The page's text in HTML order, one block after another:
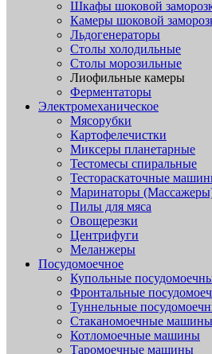
Шкафы шоковой
Камеры шоковой
Льдогенераторы
Столы холодильные
Столы морозильные
Лиофильные камеры
Ферментаторы
Электромеханическое
Мясорубки
Картофелечистки
Миксеры планетарные
Тестомесы спиральные
Тестораскаточные
Маринаторы
Пилы для мяса
Овощерезки
Центрифуги
Меланжеры
Посудомоечное
Купольные
Фронтальные
Туннельные
Стаканомоечные машины
Котломоечные машины
Таромоечные машины